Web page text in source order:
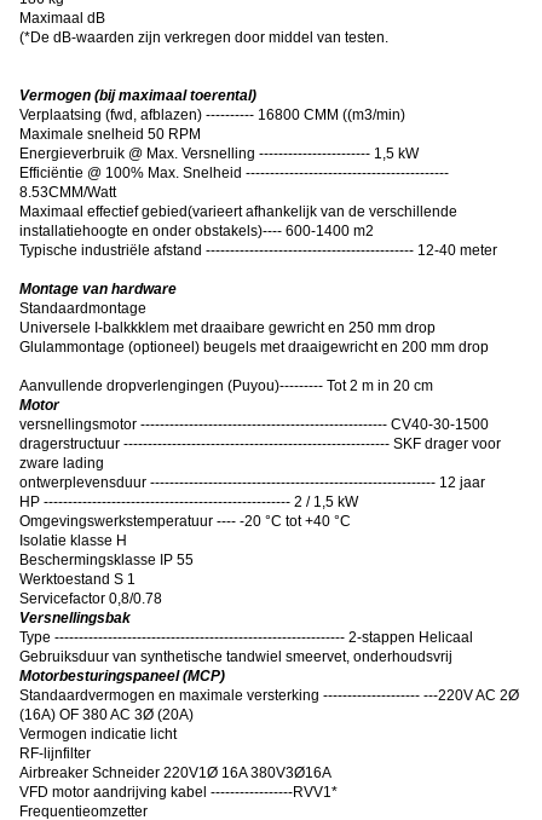
Maximaal dB
(*De dB-waarden zijn verkregen door middel van testen.
Vermogen (bij maximaal toerental)
Verplaatsing (fwd, afblazen) ---------- 16800 CMM ((m3/min)
Maximale snelheid 50 RPM
Energieverbruik @ Max. Versnelling ----------------------- 1,5 kW
Efficiëntie @ 100% Max. Snelheid ------------------------------------------
8.53CMM/Watt
Maximaal effectief gebied(varieert afhankelijk van de verschillende
installatiehoogte en onder obstakels)---- 600-1400 m2
Typische industriële afstand ------------------------------------------- 12-40 meter
Montage van hardware
Standaardmontage
Universele I-balkkklem met draaibare gewricht en 250 mm drop
Glulammontage (optioneel) beugels met draaigewricht en 200 mm drop
Aanvullende dropverlengingen (Puyou)--------- Tot 2 m in 20 cm
Motor
versnellingsmotor --------------------------------------------------- CV40-30-1500
dragerstructuur ------------------------------------------------------- SKF drager voor
zware lading
ontwerplevensduur ----------------------------------------------------------- 12 jaar
HP --------------------------------------------------- 2 / 1,5 kW
Omgevingswerkstemperatuur ---- -20 °C tot +40 °C
Isolatie klasse H
Beschermingsklasse IP 55
Werktoestand S 1
Servicefactor 0,8/0.78
Versnellingsbak
Type ------------------------------------------------------------ 2-stappen Helicaal
Gebruiksduur van synthetische tandwiel smeervet, onderhoudsvrij
Motorbesturingspaneel (MCP)
Standaardvermogen en maximale versterking -------------------- ---220V AC 2Ø
(16A) OF 380 AC 3Ø (20A)
Vermogen indicatie licht
RF-lijnfilter
Airbreaker Schneider 220V1Ø 16A 380V3Ø16A
VFD motor aandrijving kabel -----------------RVV1*
Frequentieomzetter